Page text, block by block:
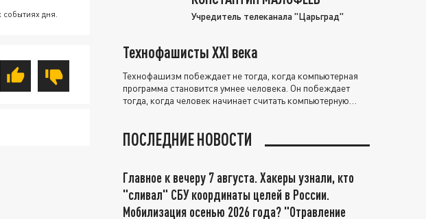
дня. Учредитель телеканала "Царьград"
Технофашисты XXI века
Технофашизм побеждает не тогда, когда компьютерная
программа становится умнее человека. Он побеждает
тогда, когда человек начинает считать компьютерную
ПОСЛЕДНИЕ НОВОСТИ
Главное к вечеру 7 августа. Хакеры узнали, кто
"сливал" СБУ координаты целей в России.
Мобилизация осенью 2026 года? "Отравление